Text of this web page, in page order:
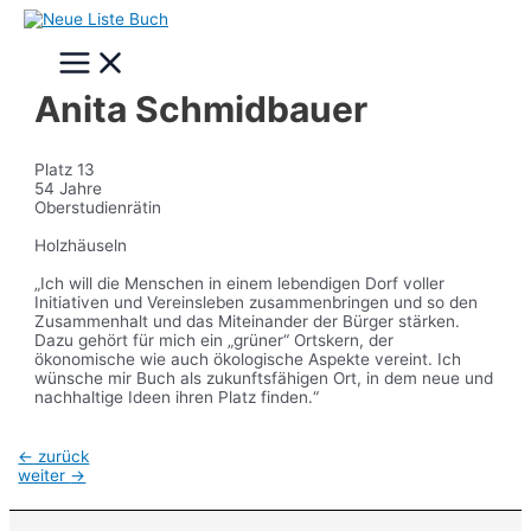
Zum
springenMain
Menu
Anita Schmidbauer
Platz 13
54 Jahre
Oberstudienrätin
Holzhäuseln
„Ich will die Menschen in einem lebendigen Dorf voller
Initiativen und Vereinsleben zusammenbringen und so den
Zusammenhalt und das Miteinander der Bürger stärken.
Dazu gehört für mich ein „grüner“ Ortskern, der
ökonomische wie auch ökologische Aspekte vereint. Ich
wünsche mir Buch als zukunftsfähigen Ort, in dem neue und
nachhaltige Ideen ihren Platz finden.“
Beitragsnavigation
← zurück
weiter →